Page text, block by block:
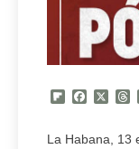
Flipboard
La Habana, 13